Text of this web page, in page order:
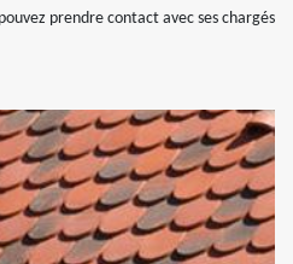
prendre contact avec ses chargés